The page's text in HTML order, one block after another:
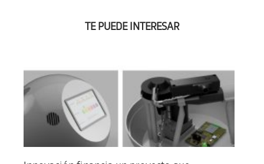
TE PUEDE INTERESAR